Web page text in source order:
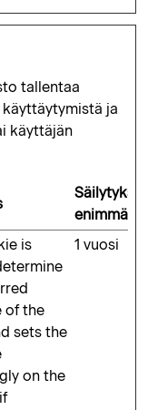
tallentaa
ja
käyttäjän
Säilytyksen
is
of the
sets the
on the
1 vuosi